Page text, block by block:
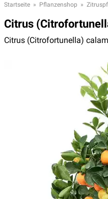
Startseite » Pflanzenshop »
Citrus
Citrus (Citrofortunella)